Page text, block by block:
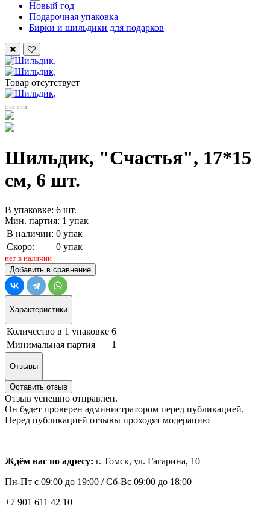
Новый год
Подарочная упаковка
Бирки и шильдики для подарков
Товар отсутствует
Шильдик, "Счастья", 17*15
см, 6 шт.
В упаковке: 6 шт.
Мин. партия: 1 упак
В наличии: 0 упак
Скоро:
0 упак
нет в наличии
Добавить в сравнение
Характеристики
Количество в 1 упаковке 6
Минимальная партия
1
Отзывы
Оставить отзыв
Отзыв успешно отправлен.
Он будет проверен администратором перед публикацией.
Перед публикацией отзывы проходят модерацию
Ждём вас по адресу: г. Томск, ул. Гагарина, 10
Пн-Пт с 09:00 до 19:00 /Сб-Вс 09:00 до 18:00
+7 901 611 42 10